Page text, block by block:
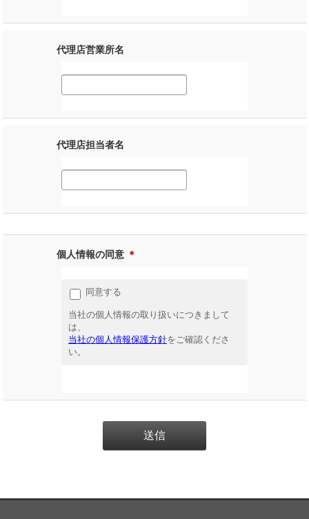
代理店営業所名
代理店担当者名
個人情報の同意 ＊
同意する
当社の個人情報の取り扱いにつきまして
は、
当社の個人情報保護方針をご確認くださ
い。